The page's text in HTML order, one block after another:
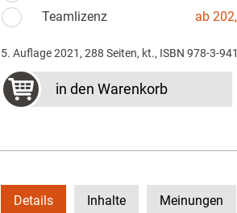
Teamlizenz
ab
5. Auflage 2021, 288 Seiten, kt., ISBN 978-3-
in den Warenkorb
Details Inhalte Meinungen